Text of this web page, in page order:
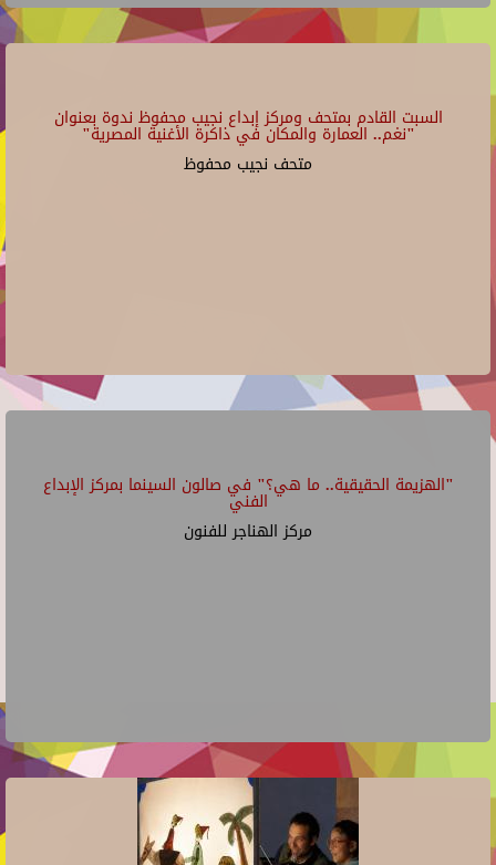
السبت القادم بمتحف ومركز إبداع نجيب محفوظ ندوة بعنوان
"نغم.. العمارة والمكان في ذاكرة الأغنية المصرية"
متحف نجيب محفوظ
"الهزيمة الحقيقية.. ما هي؟" في صالون السينما بمركز الإبداع
الفني
مركز الهناجر للفنون